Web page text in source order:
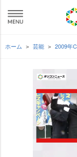
ホーム 芸能 2009年